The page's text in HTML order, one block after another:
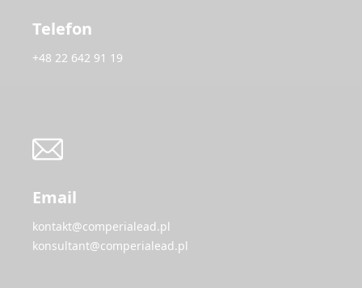
Telefon
+48 22 642 91 19
Email
kontakt@comperialead.pl
konsultant@comperialead.pl